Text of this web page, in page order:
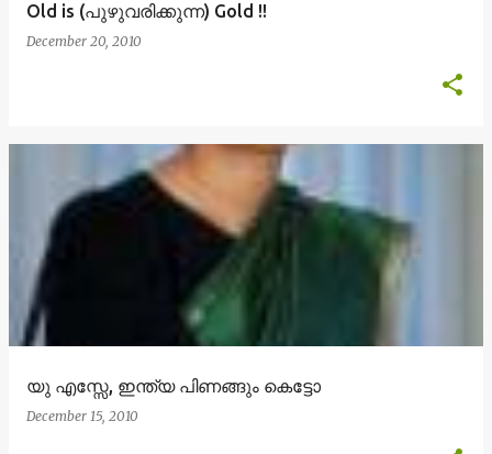
Old is (പുഴുവരിക്കുന്ന) Gold‌ !!
December 20, 2010
യു എസ്സേ, ഇന്ത്യ പിണങ്ങും കെട്ടോ
December 15, 2010